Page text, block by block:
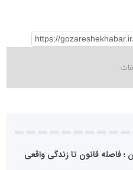
؛ فاصله قانون تا زندگی واقعی